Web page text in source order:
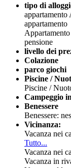
tipo di
appartamento
appartamento
pensione
livello dei
Colazione
parco giochi
Piscine /
Piscine /
Campeggio
Benessere
Benessere:
Vicinanza:
Vacanza nei
Tutto...
Vacanza nei
Vacanza in